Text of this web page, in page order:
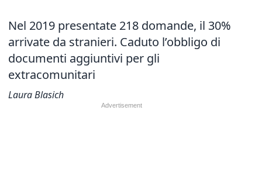
Nel 2019 presentate 218 domande, il 30%
arrivate da stranieri. Caduto l’obbligo di
documenti aggiuntivi per gli
extracomunitari
Laura Blasich